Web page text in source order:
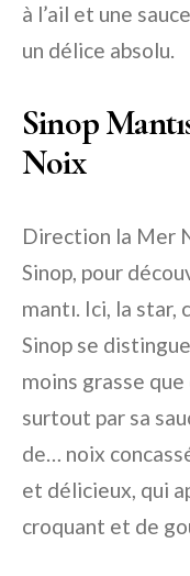
à l’ail et une
un délice absolu.
Sinop
Noix
Direction la Mer
Sinop, pour
mantı. Ici, la star,
Sinop se
moins grasse
surtout par sa
de… noix
et délicieux, qui
croquant et de